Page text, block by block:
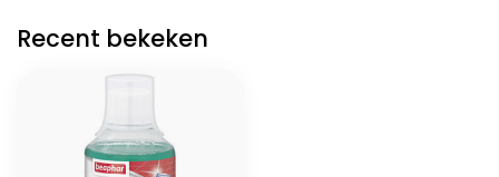
Recent bekeken